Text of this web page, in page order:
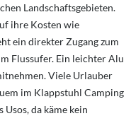
Landschaftsgebieten.
ihre Kosten wie
ein direkter Zugang zum
Flussufer. Ein leichter Alu
Viele Urlauber
im Klappstuhl Camping
da käme kein